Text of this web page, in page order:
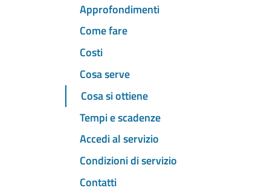
Approfondimenti
Come fare
Costi
Cosa serve
Cosa si ottiene
Tempi e scadenze
Accedi al servizio
Condizioni di servizio
Contatti